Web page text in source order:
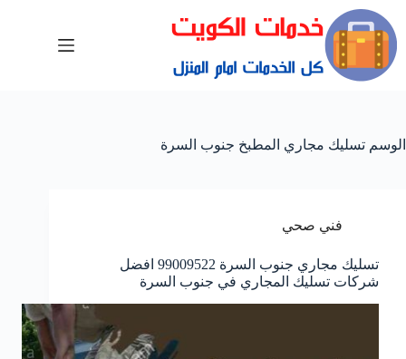
الوسم تسليك مجاري المطبخ جنوب السرة
فني صحي
تسليك مجاري جنوب السرة 99009522 افضل
شركات تسليك المجاري في جنوب السرة